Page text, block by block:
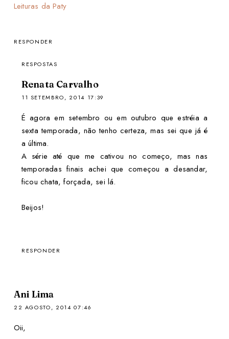
Leituras da Paty
RESPONDER
RESPOSTAS
Renata Carvalho
11 SETEMBRO, 2014 17:39
É agora em setembro ou em outubro que estréia a
sexta temporada, não tenho certeza, mas sei que já é
a última.
A série até que me cativou no começo, mas nas
temporadas finais achei que começou a desandar,
ficou chata, forçada, sei lá.
Beijos!
RESPONDER
Ani Lima
22 AGOSTO, 2014 07:46
Oii,